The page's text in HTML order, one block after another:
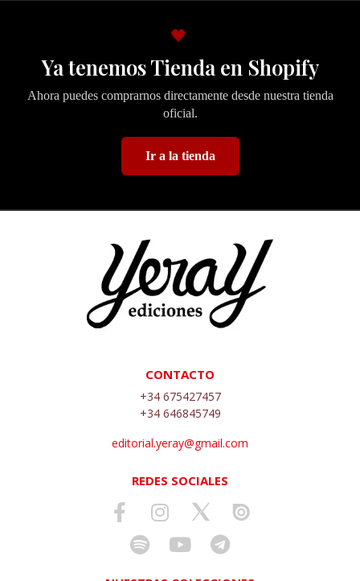
🖤
Ya tenemos Tienda en Shopify
Ahora puedes comprarnos directamente desde nuestra tienda
oficial.
Ir a la tienda
CONTACTO
+34 675427457
+34 646845749
editorial.yeray@gmail.com
REDES SOCIALES